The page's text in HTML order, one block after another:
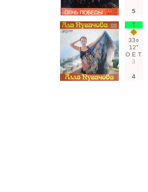
5
Т
33○
12"
О Е Т
3
4